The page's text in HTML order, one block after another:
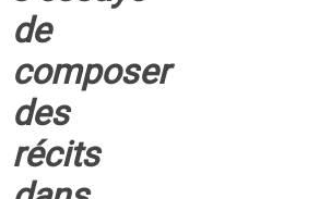
de
composer
des
récits